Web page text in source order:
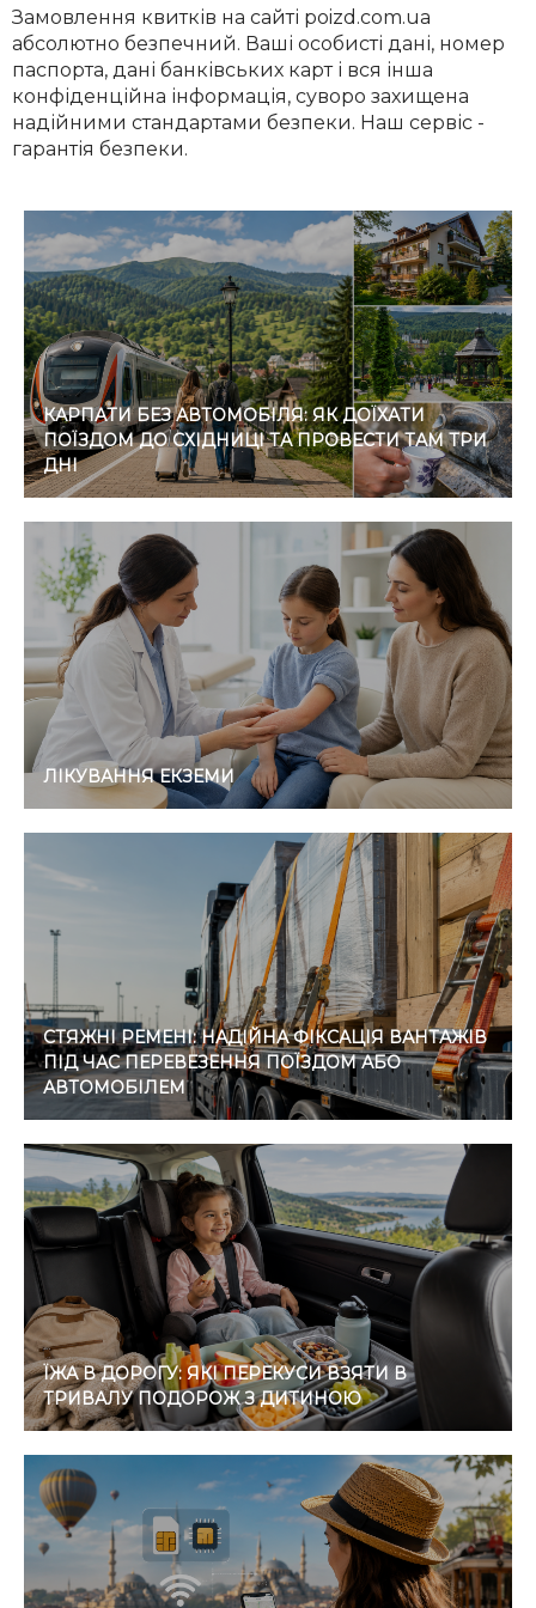
Замовлення квитків на сайті poizd.com.ua
абсолютно безпечний. Ваші особисті дані, номер
паспорта, дані банківських карт і вся інша
конфіденційна інформація, суворо захищена
надійними стандартами безпеки. Наш сервіс -
гарантія безпеки.
КАРПАТИ БЕЗ АВТОМОБІЛЯ: ЯК ДОЇХАТИ
ПОЇЗДОМ ДО СХІДНИЦІ ТА ПРОВЕСТИ ТАМ ТРИ
ДНІ
ЛІКУВАННЯ ЕКЗЕМИ
СТЯЖНІ РЕМЕНІ: НАДІЙНА ФІКСАЦІЯ ВАНТАЖІВ
ПІД ЧАС ПЕРЕВЕЗЕННЯ ПОЇЗДОМ АБО
АВТОМОБІЛЕМ
ЇЖА В ДОРОГУ: ЯКІ ПЕРЕКУСИ ВЗЯТИ В
ТРИВАЛУ ПОДОРОЖ З ДИТИНОЮ